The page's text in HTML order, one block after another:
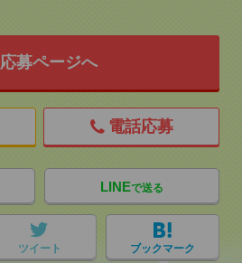
応募ページへ
電話応募
LINEで送る
ツイート ブックマーク